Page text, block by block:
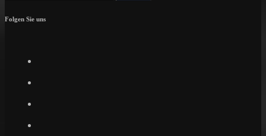
Folgen Sie uns